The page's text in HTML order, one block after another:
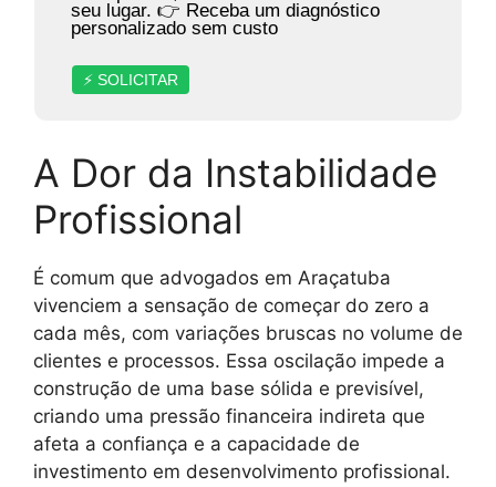
seu lugar. 👉 Receba um diagnóstico
personalizado sem custo
⚡ SOLICITAR
A Dor da Instabilidade
Profissional
É comum que advogados em Araçatuba
vivenciem a sensação de começar do zero a
cada mês, com variações bruscas no volume de
clientes e processos. Essa oscilação impede a
construção de uma base sólida e previsível,
criando uma pressão financeira indireta que
afeta a confiança e a capacidade de
investimento em desenvolvimento profissional.